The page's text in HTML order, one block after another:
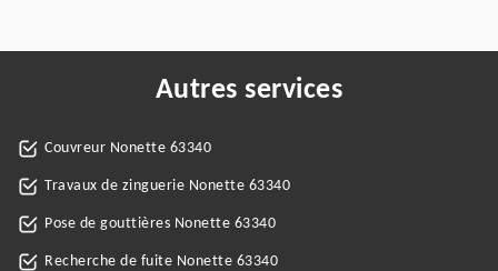
Autres services
Couvreur Nonette 63340
Travaux de zinguerie Nonette 63340
Pose de gouttières Nonette 63340
Recherche de fuite Nonette 63340